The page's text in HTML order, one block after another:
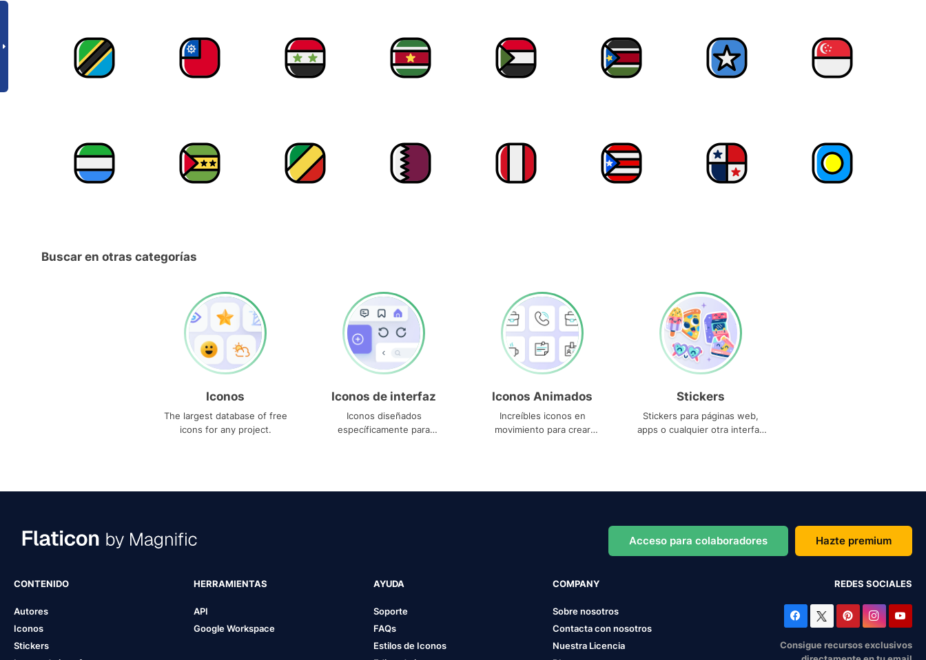
Buscar en otras categorías
Iconos
The largest database of free
icons for any project.
Iconos de interfaz
Iconos diseñados
específicamente para
Iconos Animados
Increíbles iconos en
movimiento para crear
Stickers
Stickers para páginas web,
apps o cualquier otra interfaz
Acceso para colaboradores Hazte premium
CONTENIDO
Autores
Iconos
Stickers
HERRAMIENTAS
API
Google Workspace
AYUDA
Soporte
FAQs
Estilos de Iconos
COMPANY
Sobre nosotros
Contacta con nosotros
Nuestra Licencia
REDES SOCIALES
Consigue recursos exclusivos